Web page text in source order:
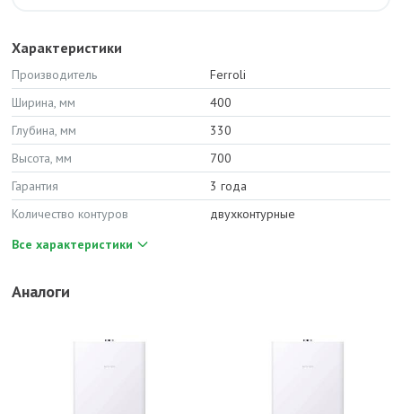
Характеристики
Производитель
Ferroli
Ширина, мм
400
Глубина, мм
330
Высота, мм
700
Гарантия
3 года
Количество контуров
двухконтурные
Все характеристики
Аналоги